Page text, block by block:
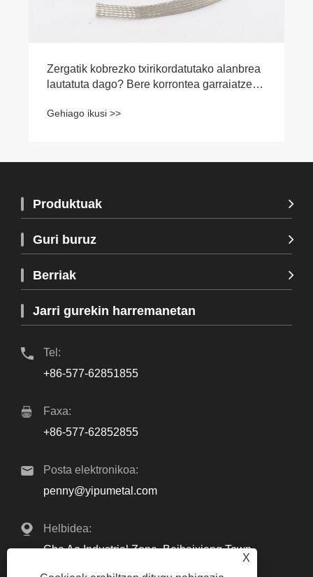
Zergatik kobrezko txirikordatutako alanbrea
lautatuta dago? Bere korrontea garraiatzeko
Gehiago ikusi >>
Produktuak
Guri buruz
Berriak
Jarri gurekin harremanetan
Tel:
+86-577-62851855
Faxa:
+86-577-62852855
Posta elektronikoa:
penny@yipumetal.com
Helbidea:
Che Ao Industrial Zone, Beibaixiang Town,
X